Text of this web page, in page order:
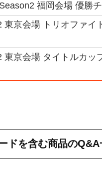
福岡会場 優
東京会場 トリオファ
東京会場 タイトルカ
ドを含む商品のQ&A